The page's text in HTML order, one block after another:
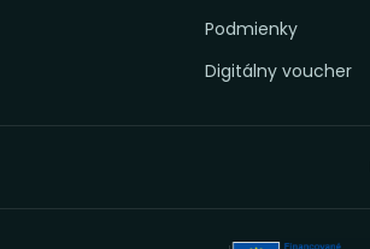
Podmienky
Digitálny voucher